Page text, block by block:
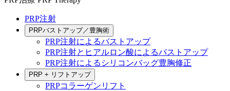
PRP注射
PRPバストアップ／豊胸術
PRP注射によるバストアップ
PRP注射とヒアルロン酸によるバストアップ
PRP注射によるシリコンバッグ豊胸修正
PRP + リフトアップ
PRPコラーゲンリフト